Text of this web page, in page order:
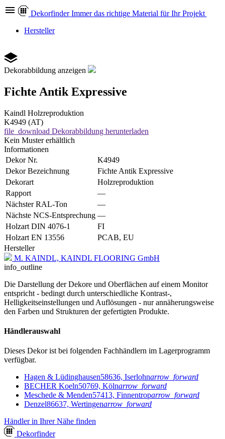
Dekorfinder Immer das richtige Material für Ihr Projekt
Hersteller
Dekorabbildung anzeigen
Fichte Antik Expressive
Kaindl Holzreproduktion
K4949 (AT)
file_download Dekorabbildung herunterladen
Kein Muster erhältlich
Informationen
Dekor Nr.
K4949
Dekor Bezeichnung
Fichte Antik Expressive
Dekorart
Holzreproduktion
Rapport
—
Nächster RAL-Ton
—
Nächste NCS-Entsprechung —
Holzart DIN 4076-1
FI
Holzart EN 13556
PCAB, EU
Hersteller
M. KAINDL, KAINDL FLOORING GmbH
info_outline
Die Darstellung der Dekore und Oberflächen auf einem Monitor
entspricht - bedingt durch unterschiedliche Kontrast-,
Helligkeitseinstellungen und Auflösungen - nur annäherungsweise
den Farben und Strukturen der gefertigten Produkte.
Händlerauswahl
Dieses Dekor ist bei folgenden Fachhändlern im Lagerprogramm
verfügbar.
Hagen & Lüdinghausen58636, Iserlohnarrow_forward
BECHER Koeln50769, Kölnarrow_forward
Meschede & Menden57413, Finnentroparrow_forward
Denzel86637, Wertingenarrow_forward
Händler in Ihrer Nähe finden
Dekorfinder